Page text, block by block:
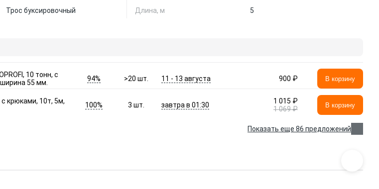
Трос буксировочный
Длина, м
5
10 тонн, с
55 мм.
94% >20шт. 11 - 13 августа 900 ₽ В корзину
крюками, 10т, 5м,
100% 3шт. завтра в 01:30
1 015 ₽
1 069 ₽
В корзину
Показать еще 86 предложений